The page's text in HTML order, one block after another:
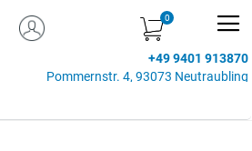
MEIN KONTO
+49 9401 913870
Pommernstr. 4, 93073 Neutraubling